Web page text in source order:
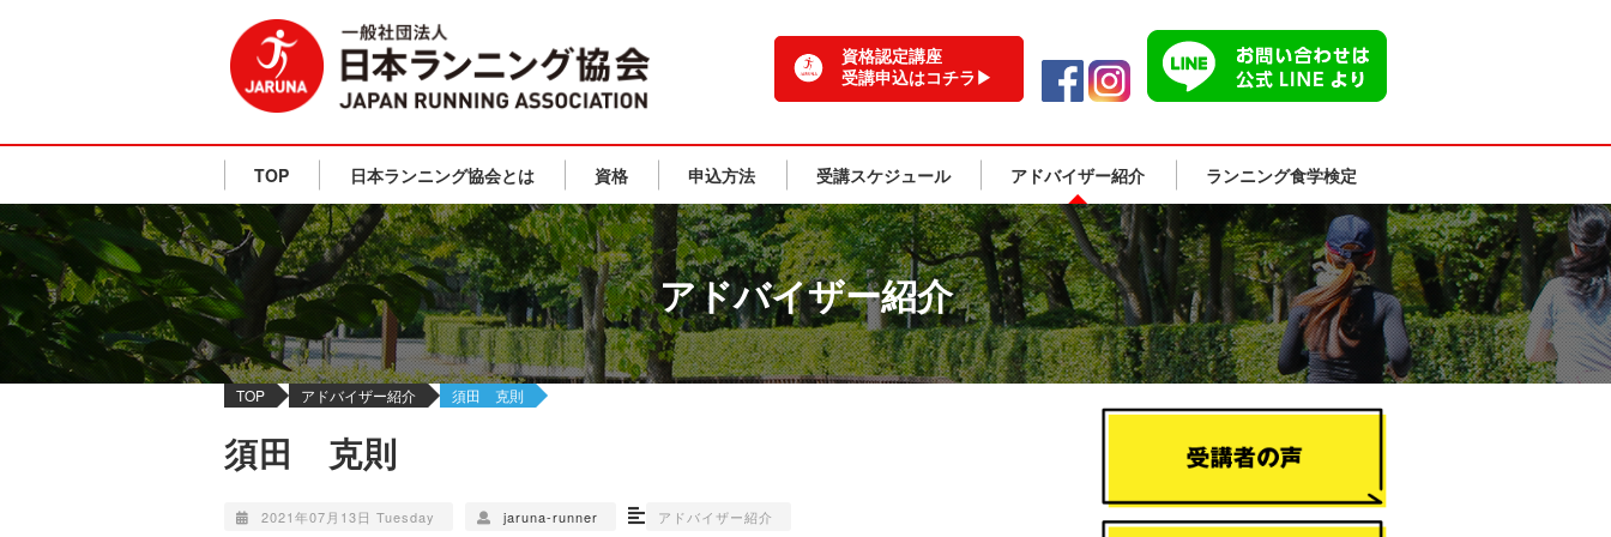
資格認定講座
受講申込はコチラ▶
TOP 日本ランニング協会とは 資格 申込方法 受講スケジュール アドバイザー紹介 ランニング食学検定
アドバイザー紹介
TOP アドバイザー紹介 須田 克則
須田 克則
2021年07月13日 Tuesday jaruna-runner アドバイザー紹介